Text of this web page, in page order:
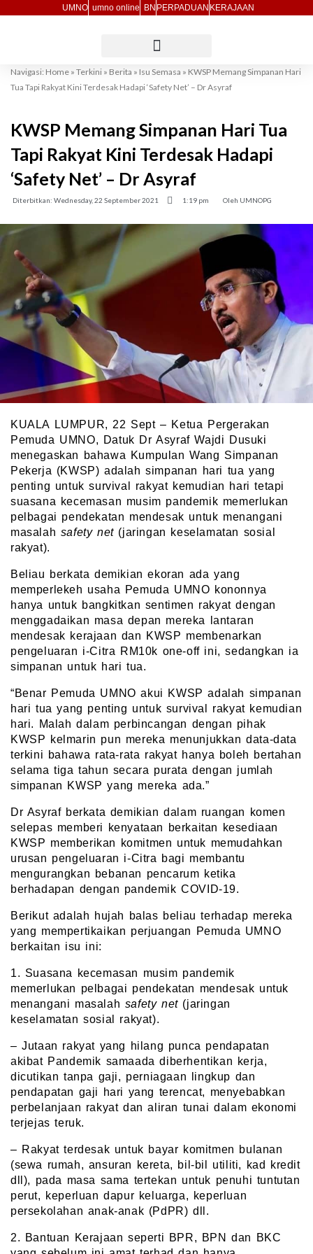
UMNO umno online BN PERPADUAN KERAJAAN
Navigasi: Home » Terkini » Berita » Isu Semasa » KWSP Memang Simpanan Hari
Tua Tapi Rakyat Kini Terdesak Hadapi ‘Safety Net’ – Dr Asyraf
KWSP Memang Simpanan Hari Tua
Tapi Rakyat Kini Terdesak Hadapi
‘Safety Net’ – Dr Asyraf
Diterbitkan: Wednesday, 22 September 2021 1:19 pm Oleh UMNOPG
KUALA LUMPUR, 22 Sept – Ketua Pergerakan
Pemuda UMNO, Datuk Dr Asyraf Wajdi Dusuki
menegaskan bahawa Kumpulan Wang Simpanan
Pekerja (KWSP) adalah simpanan hari tua yang
penting untuk survival rakyat kemudian hari tetapi
suasana kecemasan musim pandemik memerlukan
pelbagai pendekatan mendesak untuk menangani
masalah safety net(jaringan keselamatan sosial
rakyat).
Beliau berkata demikian ekoran ada yang
memperlekeh usaha Pemuda UMNO kononnya
hanya untuk bangkitkan sentimen rakyat dengan
menggadaikan masa depan mereka lantaran
mendesak kerajaan dan KWSP membenarkan
pengeluaran i-Citra RM10k one-off ini, sedangkan ia
simpanan untuk hari tua.
“Benar Pemuda UMNO akui KWSP adalah simpanan
hari tua yang penting untuk survival rakyat kemudian
hari. Malah dalam perbincangan dengan pihak
KWSP kelmarin pun mereka menunjukkan data-data
terkini bahawa rata-rata rakyat hanya boleh bertahan
selama tiga tahun secara purata dengan jumlah
simpanan KWSP yang mereka ada.”
Dr Asyraf berkata demikian dalam ruangan komen
selepas memberi kenyataan berkaitan kesediaan
KWSP memberikan komitmen untuk memudahkan
urusan pengeluaran i-Citra bagi membantu
mengurangkan bebanan pencarum ketika
berhadapan dengan pandemik COVID-19.
Berikut adalah hujah balas beliau terhadap mereka
yang mempertikaikan perjuangan Pemuda UMNO
berkaitan isu ini:
1. Suasana kecemasan musim pandemik
memerlukan pelbagai pendekatan mendesak untuk
menangani masalah safety net(jaringan
keselamatan sosial rakyat).
– Jutaan rakyat yang hilang punca pendapatan
akibat Pandemik samaada diberhentikan kerja,
dicutikan tanpa gaji, perniagaan lingkup dan
pendapatan gaji hari yang terencat, menyebabkan
perbelanjaan rakyat dan aliran tunai dalam ekonomi
terjejas teruk.
– Rakyat terdesak untuk bayar komitmen bulanan
(sewa rumah, ansuran kereta, bil-bil utiliti, kad kredit
dll), pada masa sama tertekan untuk penuhi tuntutan
perut, keperluan dapur keluarga, keperluan
persekolahan anak-anak (PdPR) dll.
2. Bantuan Kerajaan seperti BPR, BPN dan BKC